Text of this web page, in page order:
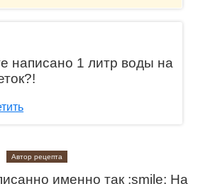
написано 1 литр воды на
Автор рецепта
именно так :smile: На